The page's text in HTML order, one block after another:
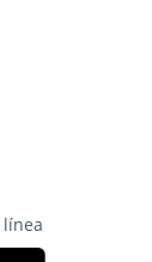
línea